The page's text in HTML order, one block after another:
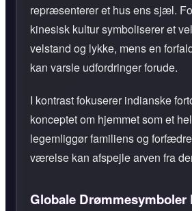
repræsenterer et hus ens sjæl.
kinesisk kultur symboliserer et
velstand og lykke, mens en
kan varsle udfordringer forude.
I kontrast fokuserer indianske
konceptet om hjemmet som et
legemliggør familiens og
værelse kan afspejle arven fra
Globale Drømmesymboler